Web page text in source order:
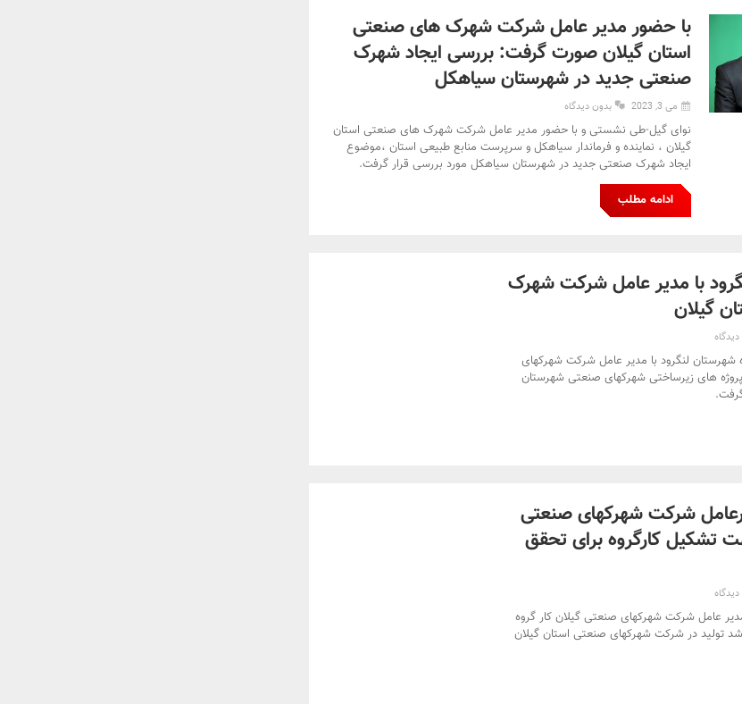
با حضور مدیر عامل شرکت شهرک های صنعتی
استان گیلان صورت گرفت: بررسی ایجاد شهرک
صنعتی جدید در شهرستان سیاهکل
می 3, 2023 بدون دیدگاه
نوای گیل-طی نشستی و با حضور مدیر عامل شرکت شهرک های صنعتی استان
گیلان ، نماینده و فرماندار سیاهکل و سرپرست منابع طبیعی استان ،موضوع
ایجاد شهرک صنعتی جدید در شهرستان سیاهکل مورد بررسی قرار گرفت.
ادامه مطلب
با مدیر عامل شرکت شهرک
گیلان
شهرستان لنگرود با مدیر عامل شرکت شهرکهای
های زیرساختی شهرکهای صنعتی شهرستان
شرکت شهرکهای صنعتی
تشکیل کارگروه برای تحقق
عامل شرکت شهرکهای صنعتی گیلان کار گروه
تولید در شرکت شهرکهای صنعتی استان گیلان